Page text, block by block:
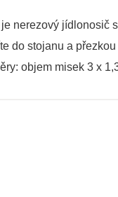
nerezový jídlonosič
do stojanu a
objem misek 3 x